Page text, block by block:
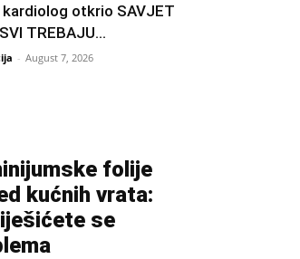
kardiolog otkrio SAVJET
TREBAJU...
- August 7, 2026
folije
kućnih vrata:
se